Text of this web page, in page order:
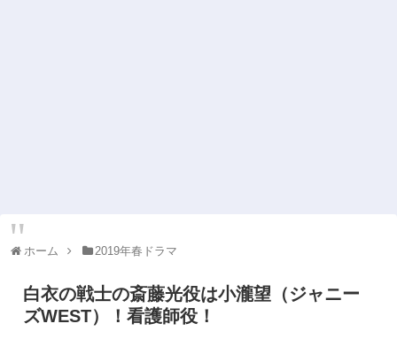
ホーム 2019年春ドラマ
白衣の戦士の斎藤光役は小瀧望（ジャニー
ズWEST）！看護師役！